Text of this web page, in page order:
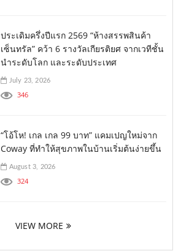
ประเดิมครึ่งปีแรก 2569 “ห้างสรรพสินค้า
เซ็นทรัล” คว้า 6 รางวัลเกียรติยศ จากเวทีชั้น
นำระดับโลก และระดับประเทศ
July 23, 2026
346
“โอ้โห! เกล เกล 99 บาท” แคมเปญใหม่จาก
Coway ที่ทำให้สุขภาพในบ้านเริ่มต้นง่ายขึ้น
August 3, 2026
324
VIEW MORE